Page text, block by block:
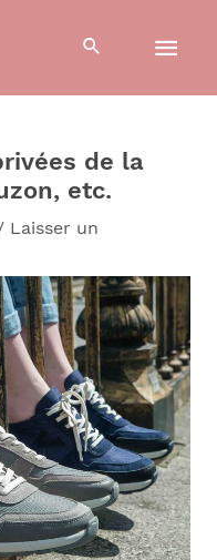
de la
etc.
Laisser un